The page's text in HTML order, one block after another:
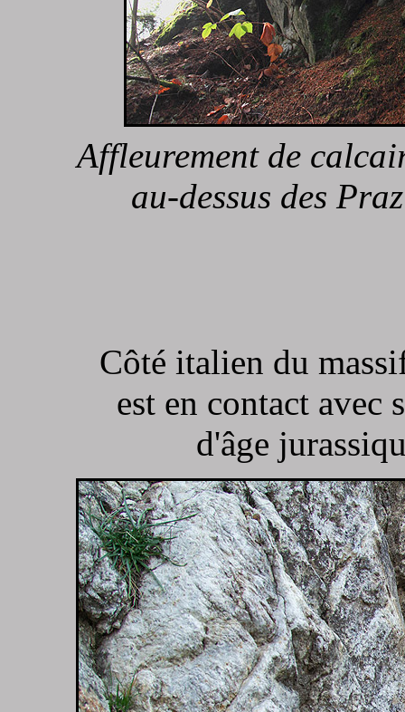
Affleurement de
au-dessus des
Côté italien du
est en contact avec
d'âge